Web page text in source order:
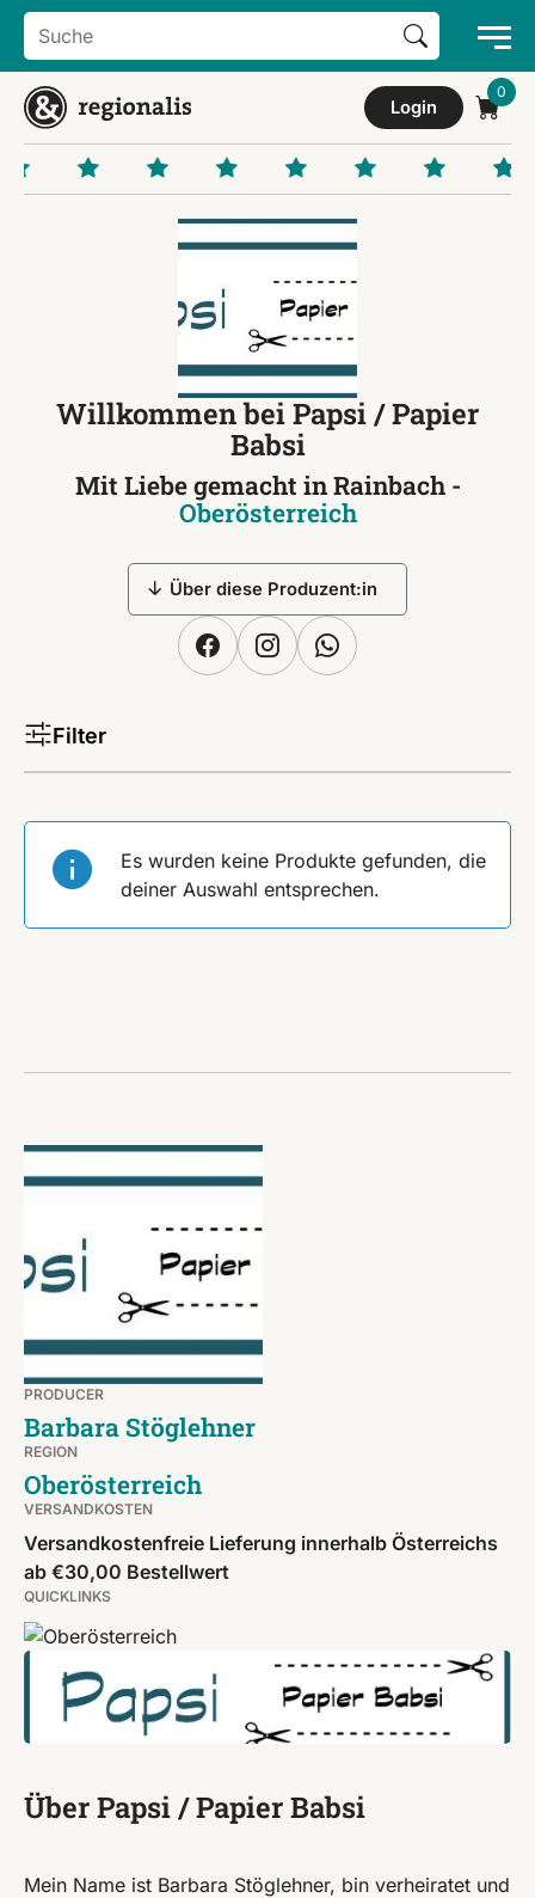
Search
for:
Search Button
Login
Willkommen bei Papsi / Papier
Babsi
Mit Liebe gemacht in Rainbach -
Oberösterreich
Über diese Produzent:in
Filter
Es wurden keine Produkte gefunden, die
deiner Auswahl entsprechen.
PRODUCER
Barbara Stöglehner
REGION
Oberösterreich
VERSANDKOSTEN
Versandkostenfreie Lieferung innerhalb Österreichs
ab €30,00 Bestellwert
QUICKLINKS
Über Papsi / Papier Babsi
Mein Name ist Barbara Stöglehner, bin verheiratet und